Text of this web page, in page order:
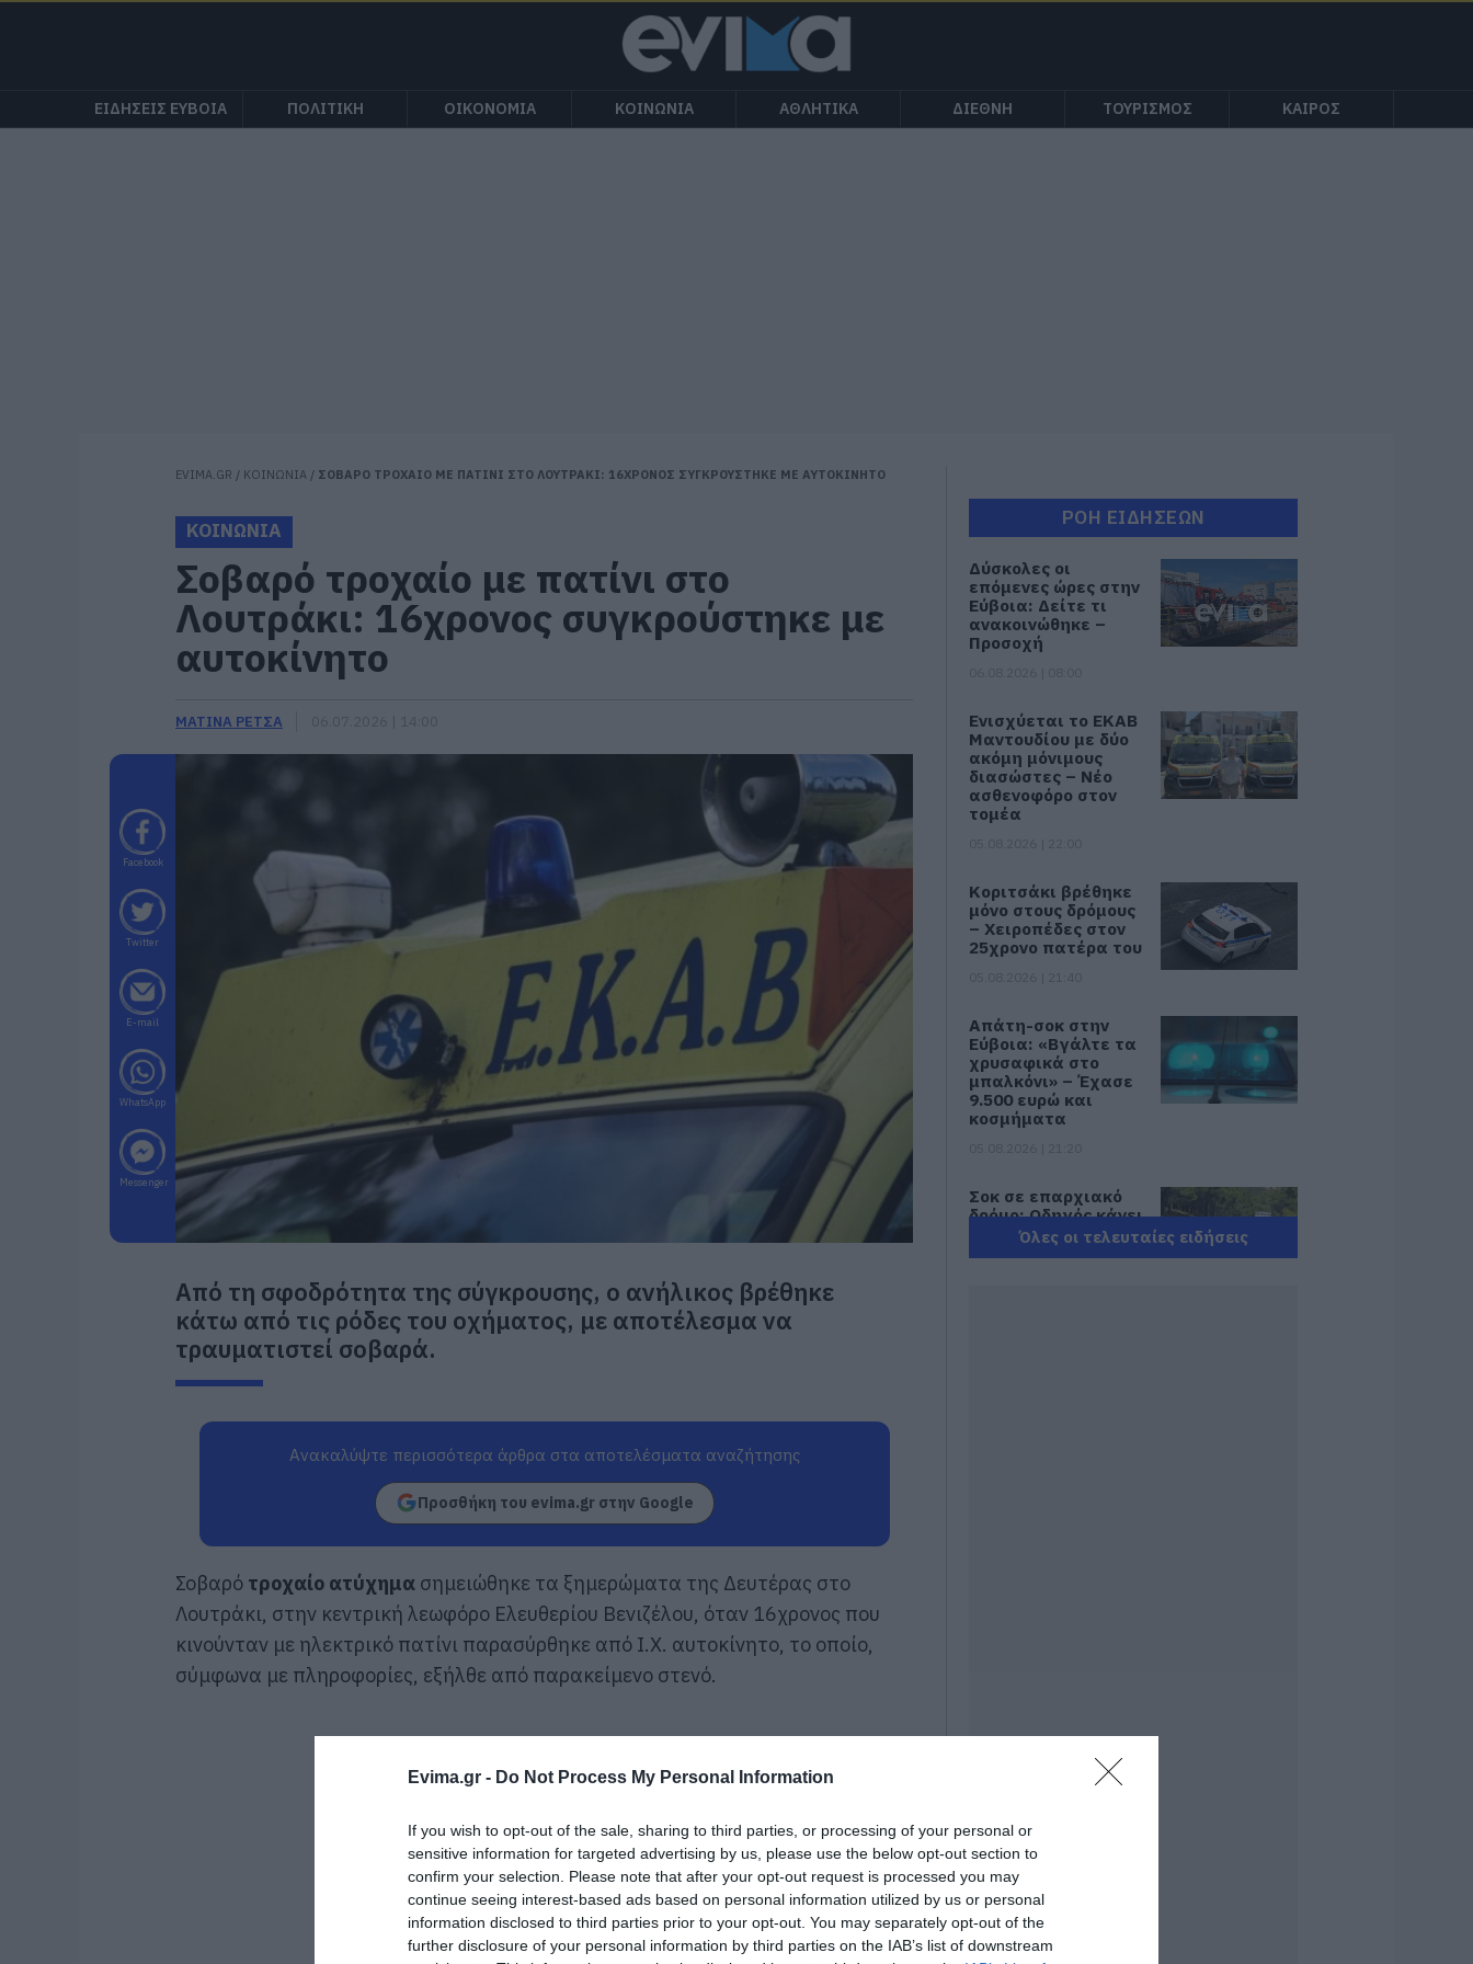
Evima.gr - Do Not Process My Personal Information
If you wish to opt-out of the sale, sharing to third parties, or processing of your personal or
sensitive information for targeted advertising by us, please use the below opt-out section to
confirm your selection. Please note that after your opt-out request is processed you may
continue seeing interest-based ads based on personal information utilized by us or personal
information disclosed to third parties prior to your opt-out. You may separately opt-out of the
further disclosure of your personal information by third parties on the IAB’s list of downstream
ΕΙΔΗΣΕΙΣ ΕΥΒΟΙΑ ΠΟΛΙΤΙΚΗ ΟΙΚΟΝΟΜΙΑ ΚΟΙΝΩΝΙΑ ΑΘΛΗΤΙΚΑ ΔΙΕΘΝΗ ΤΟΥΡΙΣΜΟΣ ΚΑΙΡΟΣ
EVIMA.GR / ΚΟΙΝΩΝΙΑ / ΣΟΒΑΡΟ ΤΡΟΧΑΙΟ ΜΕ ΠΑΤΙΝΙ ΣΤΟ ΛΟΥΤΡΑΚΙ: 16ΧΡΟΝΟΣ ΣΥΓΚΡΟΥΣΤΗΚΕ ΜΕ ΑΥΤΟΚΙΝΗΤΟ
ΚΟΙΝΩΝΙΑ
Σοβαρό τροχαίο με πατίνι στο
Λουτράκι: 16χρονος συγκρούστηκε με
αυτοκίνητο
ΜΑΤΙΝΑ ΡΕΤΣΑ
Facebook
Twitter
E-mail
WhatsApp
Messenger
Από τη σφοδρότητα της σύγκρουσης, ο ανήλικος βρέθηκε
κάτω από τις ρόδες του οχήματος, με αποτέλεσμα να
τραυματιστεί σοβαρά.
Ανακαλύψτε περισσότερα άρθρα στα αποτελέσματα αναζήτησης
Προσθήκη του evima.gr στην Google
Σοβαρό τροχαίο ατύχημα σημειώθηκε τα ξημερώματα της Δευτέρας στο
Λουτράκι, στην κεντρική λεωφόρο Ελευθερίου Βενιζέλου, όταν 16χρονος που
κινούνταν με ηλεκτρικό πατίνι παρασύρθηκε από Ι.Χ. αυτοκίνητο, το οποίο,
σύμφωνα με πληροφορίες, εξήλθε από παρακείμενο στενό.
ΡΟΗ ΕΙΔΗΣΕΩΝ
Δύσκολες οι
επόμενες ώρες στην
Εύβοια: Δείτε τι
ανακοινώθηκε –
Προσοχή
Ενισχύεται το ΕΚΑΒ
Μαντουδίου με δύο
ακόμη μόνιμους
διασώστες – Νέο
ασθενοφόρο στον
τομέα
Κοριτσάκι βρέθηκε
μόνο στους δρόμους
– Χειροπέδες στον
25χρονο πατέρα του
Απάτη-σοκ στην
Εύβοια: «Βγάλτε τα
χρυσαφικά στο
μπαλκόνι» – Έχασε
9.500 ευρώ και
κοσμήματα
Σοκ σε επαρχιακό
δρόμο: Οδηγός κάνει
τετραπλή
προσπέραση πάνω
05.08.2026 | 20:00
οχημάτων
προκάλεσε
αναστάτωση στην
κυκλοφορία
05.08.2026 | 19:40
Νύχτα τρόμου στην
Όλες οι τελευταίες ειδήσεις